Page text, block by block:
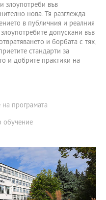
злоупотреби във
нова. Тя разглежда
в публичния и реалния
допускани във
и борбата с тях,
стандарти за
и добрите практики на
програмата
обучение